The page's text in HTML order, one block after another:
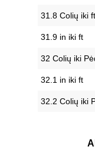
31.8 Colių iki ft
31.9 in iki ft
32 Colių iki
32.1 in iki ft
32.2 Colių iki